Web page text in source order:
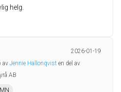
helg.
2026-01-19
av Jennie Hallonqvist en del av
AB